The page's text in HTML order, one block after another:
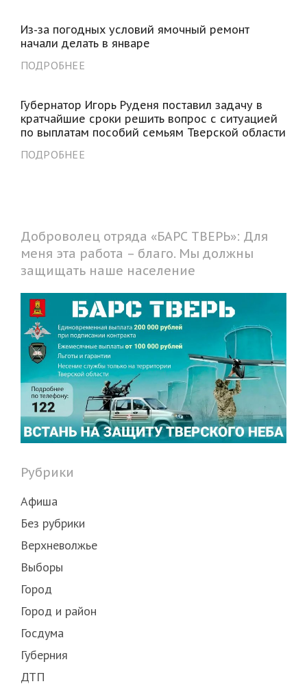
Из-за погодных условий ямочный ремонт
начали делать в январе
ПОДРОБНЕЕ
Губернатор Игорь Руденя поставил задачу в
кратчайшие сроки решить вопрос с ситуацией
по выплатам пособий семьям Тверской области
ПОДРОБНЕЕ
Доброволец отряда «БАРС ТВЕРЬ»: Для
меня эта работа – благо. Мы должны
защищать наше население
Рубрики
Афиша
Без рубрики
Верхневолжье
Выборы
Город
Город и район
Госдума
Губерния
ДТП